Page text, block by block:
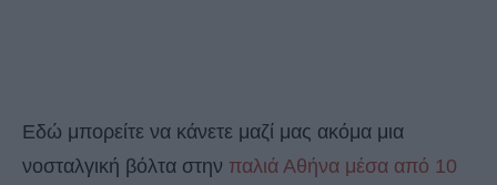
Εδώ μπορείτε να κάνετε μαζί μας ακόμα μια
νοσταλγική βόλτα στην παλιά Αθήνα μέσα από 10